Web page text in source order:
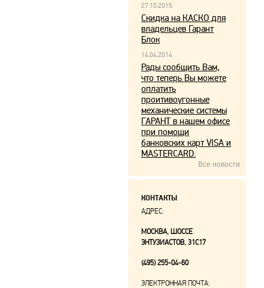
27.10.2015
Скидка на КАСКО для
владельцев Гарант
Блок
14.04.2014
Рады сообщить Вам,
что теперь Вы можете
оплатить
проитивоугонные
механические системы
ГАРАНТ в нашем офисе
при помощи
банковских карт VISA и
MASTERCARD.
Все новости
КОНТАКТЫ
АДРЕС:
МОСКВА, ШОССЕ
ЭНТУЗИАСТОВ, 31С17
(495) 255-04-60
ЭЛЕКТРОННАЯ ПОЧТА: